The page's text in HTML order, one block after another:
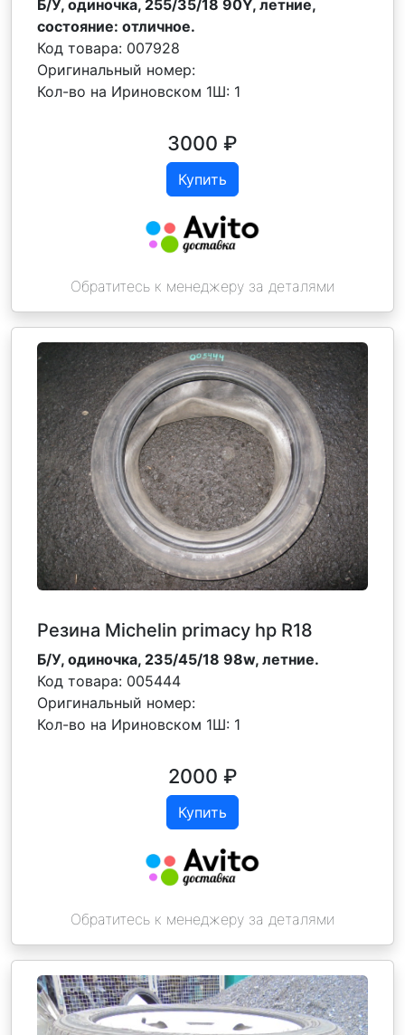
Б/У, одиночка, 255/35/18 90Y, летние,
состояние: отличное.
Код товара: 007928
Оригинальный номер:
Кол-во на Ириновском 1Ш: 1
3000 ₽
Купить
Обратитесь к менеджеру за деталями
Резина Michelin primacy hp R18
Б/У, одиночка, 235/45/18 98w, летние.
Код товара: 005444
Оригинальный номер:
Кол-во на Ириновском 1Ш: 1
2000 ₽
Купить
Обратитесь к менеджеру за деталями